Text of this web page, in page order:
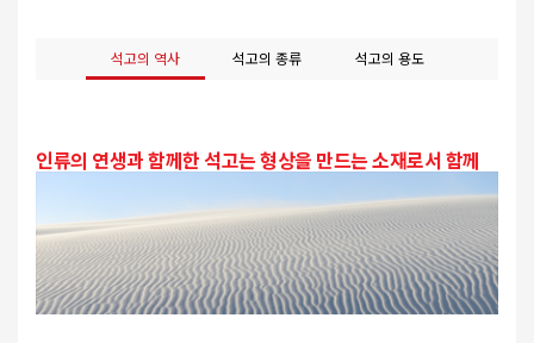
석고의 역사 석고의 종류 석고의 용도
인류의 연생과 함께한 석고는 형상을 만드는 소재로서 함께